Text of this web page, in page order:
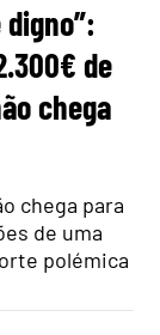
de
chega
chega para
de uma
polémica